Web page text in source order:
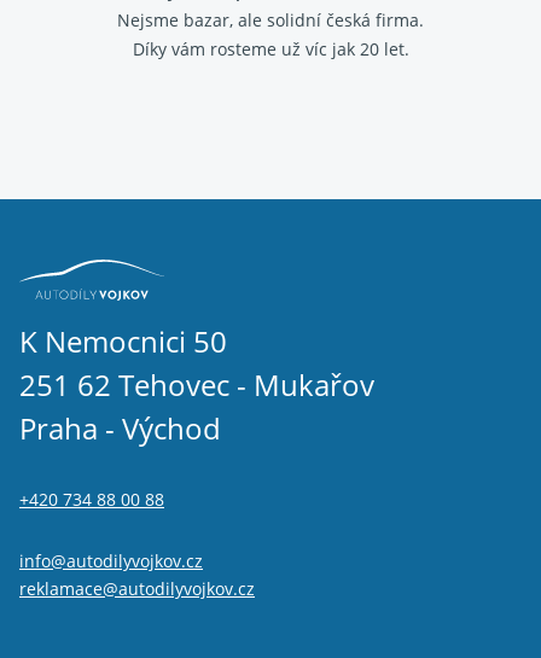
Nejsme bazar, ale solidní česká firma.
Díky vám rosteme už víc jak 20 let.
K Nemocnici 50
251 62 Tehovec - Mukařov
Praha - Východ
+420 734 88 00 88
info@autodilyvojkov.cz
reklamace@autodilyvojkov.cz